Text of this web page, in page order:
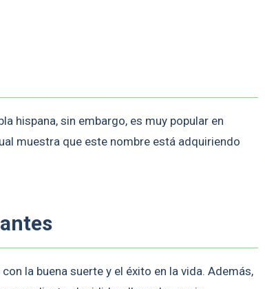
hispana, sin embargo, es muy popular en
muestra que este nombre está adquiriendo
la buena suerte y el éxito en la vida. Además,